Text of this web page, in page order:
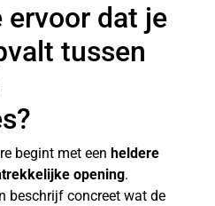
ervoor dat je
tussen
begint met een heldere
opening.
beschrijf concreet wat de